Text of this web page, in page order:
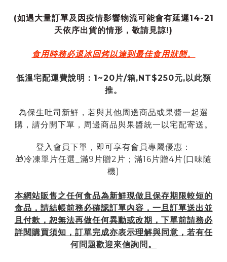
(如遇大量訂單及因疫情影響物流可能會有延遲14-21
天依序出貨的情形，敬請見諒!)
食用時務必退冰回烤以達到最佳食用狀態。
低溫宅配運費說明：1~20片/箱,NT$250元,以此類
推。
為保生吐司新鮮，若與其他周邊商品或果醬一起選
購，請分開下單，周邊商品與果醬統一以宅配寄送。
登入會員下單，即可享有會員專屬優惠：
🎁冷凍單片任選_滿9片贈2片；滿16片贈4片(口味隨
機)
本網站販售之任何食品為新鮮現做且保存期限較短的
食品，請結帳前務必確認訂單內容，一旦訂單送出並
且付款，恕無法再做任何異動或改期，下單前請務必
詳閱購買須知，訂單完成亦表示理解與同意，若有任
何問題歡迎來信詢問。